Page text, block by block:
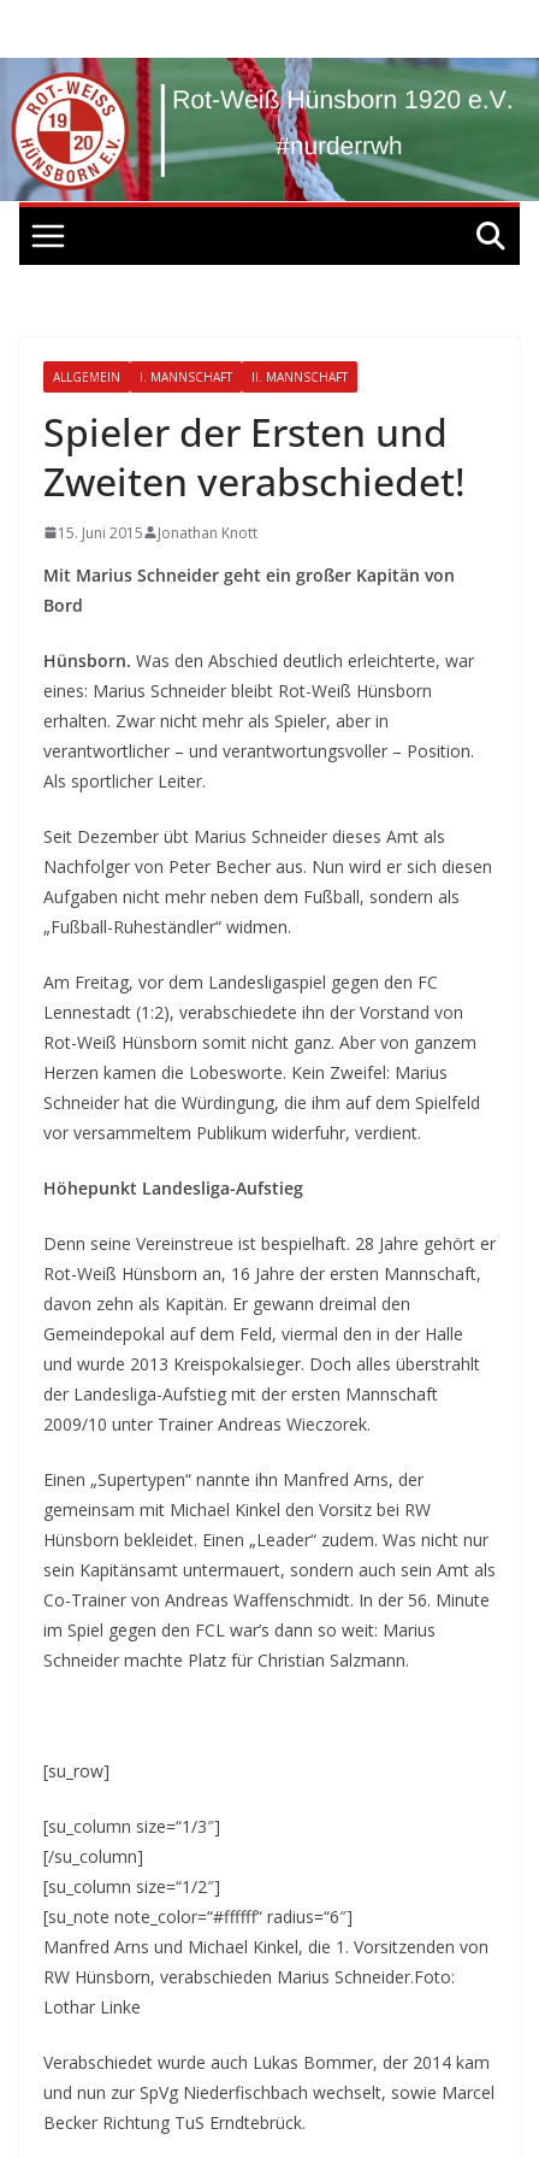
springen
ALLGEMEIN I. MANNSCHAFT II. MANNSCHAFT
Spieler der Ersten und
Zweiten verabschiedet!
15. Juni 2015 Jonathan Knott
Mit Marius Schneider geht ein großer Kapitän von
Bord
Hünsborn. Was den Abschied deutlich erleichterte, war
eines: Marius Schneider bleibt Rot-Weiß Hünsborn
erhalten. Zwar nicht mehr als Spieler, aber in
verantwortlicher – und verantwortungsvoller – Position.
Als sportlicher Leiter.
Seit Dezember übt Marius Schneider dieses Amt als
Nachfolger von Peter Becher aus. Nun wird er sich diesen
Aufgaben nicht mehr neben dem Fußball, sondern als
„Fußball-Ruheständler“ widmen.
Am Freitag, vor dem Landesligaspiel gegen den FC
Lennestadt (1:2), verabschiedete ihn der Vorstand von
Rot-Weiß Hünsborn somit nicht ganz. Aber von ganzem
Herzen kamen die Lobesworte. Kein Zweifel: Marius
Schneider hat die Würdingung, die ihm auf dem Spielfeld
vor versammeltem Publikum widerfuhr, verdient.
Höhepunkt Landesliga-Aufstieg
Denn seine Vereinstreue ist bespielhaft. 28 Jahre gehört er
Rot-Weiß Hünsborn an, 16 Jahre der ersten Mannschaft,
davon zehn als Kapitän. Er gewann dreimal den
Gemeindepokal auf dem Feld, viermal den in der Halle
und wurde 2013 Kreispokalsieger. Doch alles überstrahlt
der Landesliga-Aufstieg mit der ersten Mannschaft
2009/10 unter Trainer Andreas Wieczorek.
Einen „Supertypen“ nannte ihn Manfred Arns, der
gemeinsam mit Michael Kinkel den Vorsitz bei RW
Hünsborn bekleidet. Einen „Leader“ zudem. Was nicht nur
sein Kapitänsamt untermauert, sondern auch sein Amt als
Co-Trainer von Andreas Waffenschmidt. In der 56. Minute
im Spiel gegen den FCL war’s dann so weit: Marius
Schneider machte Platz für Christian Salzmann.
[su_row]
[su_column size=“1/3″]
[/su_column]
[su_column size=“1/2″]
[su_note note_color=“#ffffff“ radius=“6″]
Manfred Arns und Michael Kinkel, die 1. Vorsitzenden von
RW Hünsborn, verabschieden Marius Schneider.Foto:
Lothar Linke
Verabschiedet wurde auch Lukas Bommer, der 2014 kam
und nun zur SpVg Niederfischbach wechselt, sowie Marcel
Becker Richtung TuS Erndtebrück.